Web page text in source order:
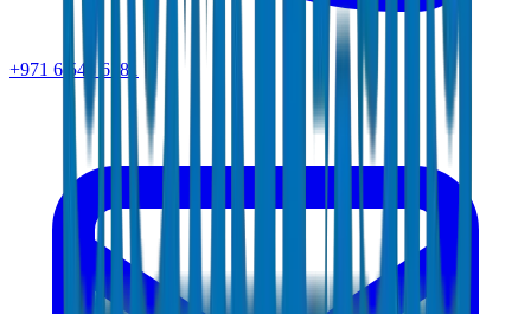
+971 6 543 6781